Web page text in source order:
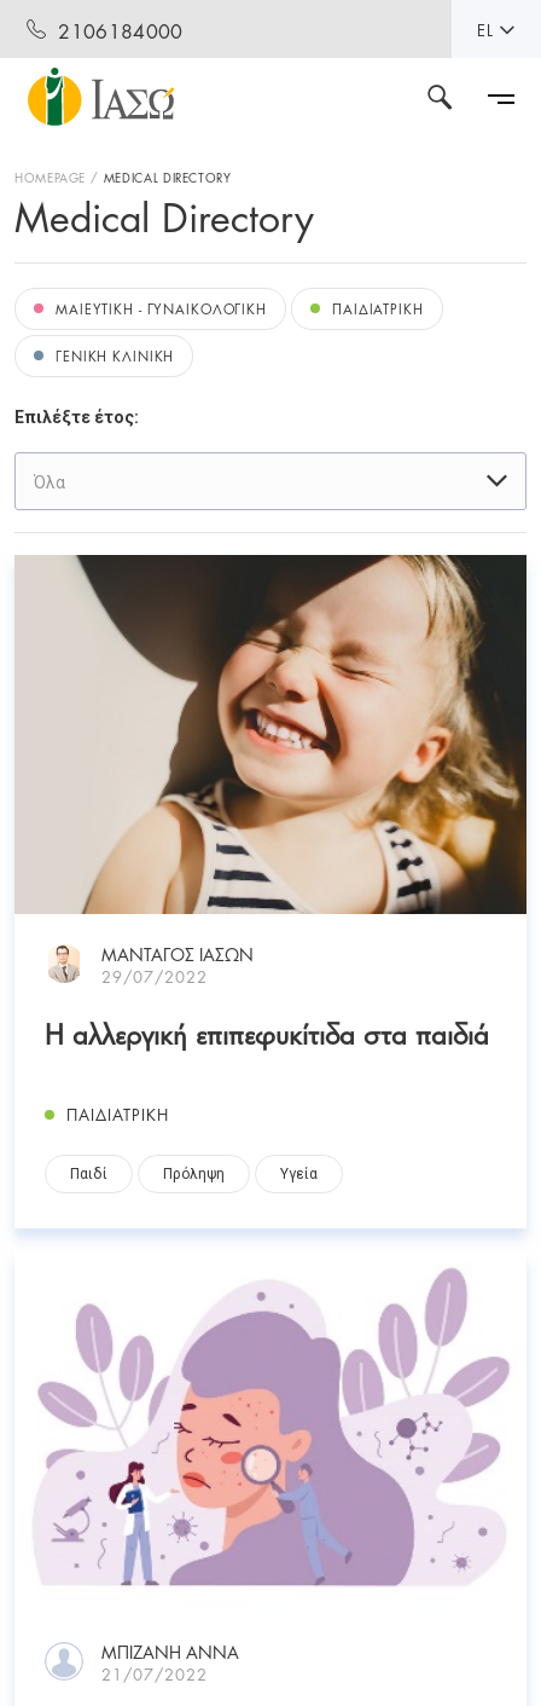
2106184000 EL
HOMEPAGE MEDICAL DIRECTORY
Medical Directory
ΜΑΙΕΥΤΙΚΗ - ΓΥΝΑΙΚΟΛΟΓΙΚΗ ΠΑΙΔΙΑΤΡΙΚΗ
ΓΕΝΙΚΗ ΚΛΙΝΙΚΗ
Επιλέξτε έτος:
Όλα
ΜΑΝΤΑΓΟΣ ΙΑΣΩΝ
29/07/2022
Η αλλεργική επιπεφυκίτιδα στα παιδιά
ΠΑΙΔΙΑΤΡΙΚΗ
Παιδί Πρόληψη Υγεία
ΜΠΙΖΑΝΗ ΑΝΝΑ
21/07/2022